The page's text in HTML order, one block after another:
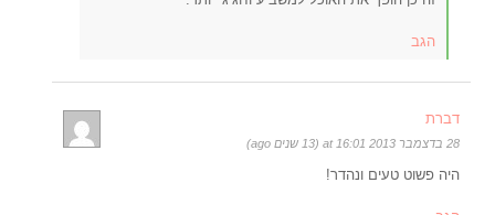
הגב
דברת
28 בדצמבר 2013 at 16:01 (13 שנים ago)
היה פשוט טעים ונהדר!